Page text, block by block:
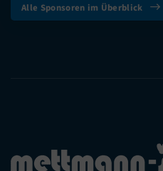
Alle Sponsoren im Überblick